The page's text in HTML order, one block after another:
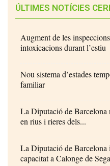
ÚLTIMES NOTÍCIES
Augment de les
intoxicacions durant l’estiu
Nou sistema d’estades
familiar
La Diputació de
en rius i rieres dels...
La Diputació de Barcelona
capacitat a Calonge de